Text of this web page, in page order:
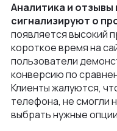
Аналитика и отзывы
сигнализируют о
появляется высокий
короткое время на
пользователи
конверсию по
Клиенты жалуются,
телефона, не смогли
выбрать нужные